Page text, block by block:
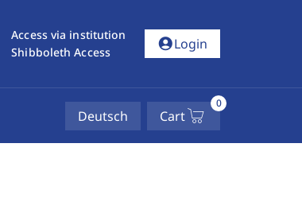
Access via institution
Shibboleth Access
account_circleLogin
Deutsch Cart
0